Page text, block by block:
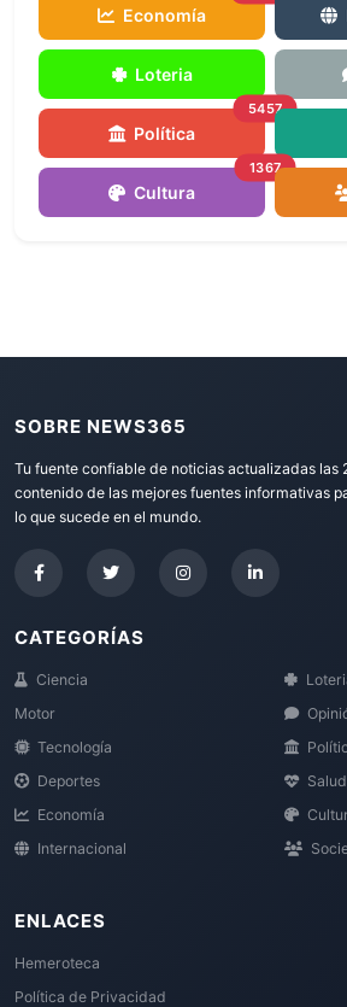
Economía
Loteria
Política
5457
Cultura
1367
SOBRE NEWS365
Tu fuente confiable de noticias actualizadas las
contenido de las mejores fuentes informativas
lo que sucede en el mundo.
CATEGORÍAS
Ciencia
Motor
Tecnología
Deportes
Economía
Internacional
Salud
ENLACES
Hemeroteca
Política de Privacidad